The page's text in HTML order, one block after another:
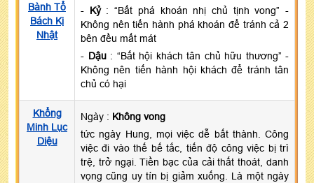
Bành Tổ
Bách Kị
Nhật
- Kỷ: “Bất phá khoán nhị chủ tịnh vong” -
Không nên tiến hành phá khoán để tránh cả 2
bên đều mất mát
- Dậu: “Bất hội khách tân chủ hữu thương” -
Không nên tiến hành hội khách để tránh tân
chủ có hại
Khổng
Minh Lục
Diệu
Ngày : Không vong
tức ngày Hung, mọi việc dễ bất thành. Công
việc đi vào thế bế tắc, tiến độ công việc bị trì
trệ, trở ngại. Tiền bạc của cải thất thoát, danh
vọng cũng uy tín bị giảm xuống. Là một ngày